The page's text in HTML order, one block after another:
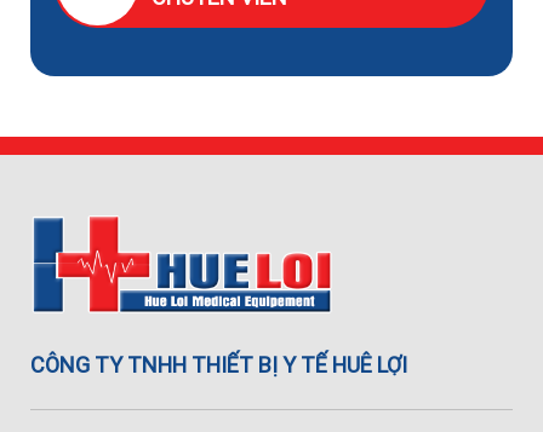
CÔNG TY TNHH THIẾT BỊ Y TẾ HUÊ LỢI